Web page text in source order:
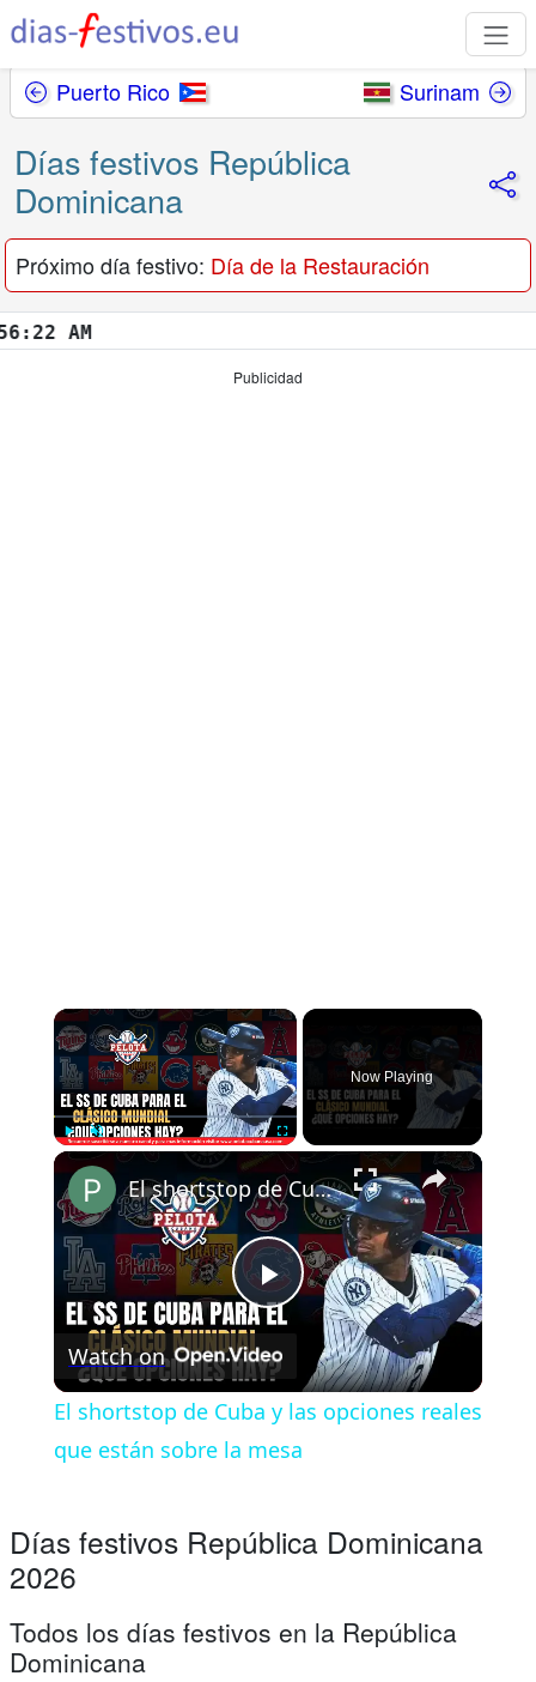
Puerto Rico Surinam
Días festivos República
Dominicana
Próximo día festivo: Día de la Restauración
AM
Publicidad
Play Fullscreen
Now Playing
Play
Video
El shortstop de Cuba y las opciones reales que están sobre la mesa
Watch on
El shortstop de Cuba y las opciones reales
que están sobre la mesa
Días festivos República Dominicana
2026
Todos los días festivos en la República
Dominicana